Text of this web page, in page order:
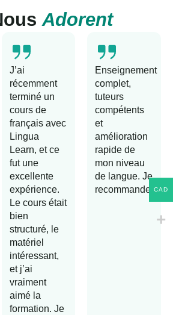
Adorent
J’ai
récemment
terminé un
cours de
français avec
Lingua
Learn, et ce
fut une
excellente
expérience.
Le cours était
bien
structuré, le
matériel
intéressant,
et j’ai
vraiment
aimé la
formation. Je
Enseignement
complet,
tuteurs
compétents
et
amélioration
rapide de
mon niveau
de langue. Je
recommande!
CAD